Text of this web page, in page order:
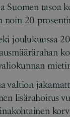
Suomen tasoa
noin 20
joulukuussa
valtion
lisärahoitus